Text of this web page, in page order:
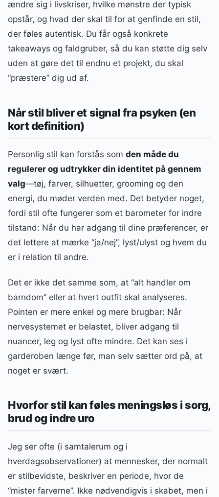
ændre sig i livskriser, hvilke mønstre der typisk
opstår, og hvad der skal til for at genfinde en stil,
der føles autentisk. Du får også konkrete
takeaways og faldgruber, så du kan støtte dig selv
uden at gøre det til endnu et projekt, du skal
“præstere” dig ud af.
Når stil bliver et signal fra psyken (en
kort definition)
Personlig stil kan forstås som den måde du
regulerer og udtrykker din identitet på gennem
valg—tøj, farver, silhuetter, grooming og den
energi, du møder verden med. Det betyder noget,
fordi stil ofte fungerer som et barometer for indre
tilstand: Når du har adgang til dine præferencer, er
det lettere at mærke “ja/nej”, lyst/ulyst og hvem du
er i relation til andre.
Det er ikke det samme som, at “alt handler om
barndom” eller at hvert outfit skal analyseres.
Pointen er mere enkel og mere brugbar: Når
nervesystemet er belastet, bliver adgang til
nuancer, leg og lyst ofte mindre. Det kan ses i
garderoben længe før, man selv sætter ord på, at
noget er svært.
Hvorfor stil kan føles meningsløs i sorg,
brud og indre uro
Jeg ser ofte (i samtalerum og i
hverdagsobservationer) at mennesker, der normalt
er stilbevidste, beskriver en periode, hvor de
“mister farverne”. Ikke nødvendigvis i skabet, men i